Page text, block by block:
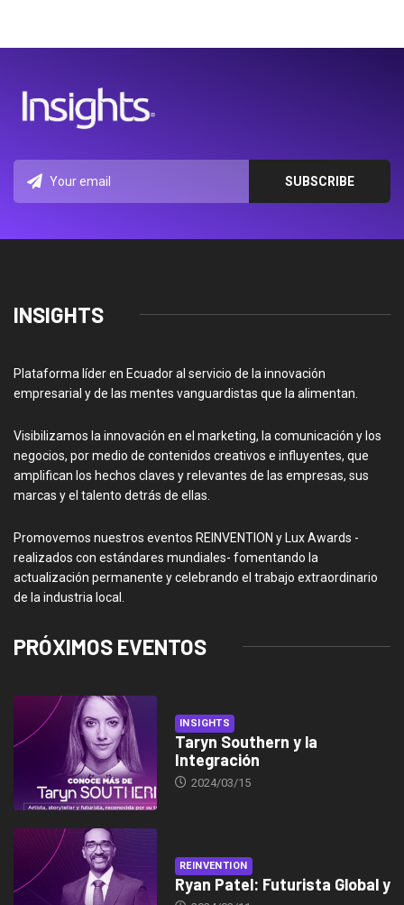
INSIGHTS
Plataforma líder en Ecuador al servicio de la innovación
empresarial y de las mentes vanguardistas que la alimentan.
Visibilizamos la innovación en el marketing, la comunicación y los
negocios, por medio de contenidos creativos e influyentes, que
amplifican los hechos claves y relevantes de las empresas, sus
marcas y el talento detrás de ellas.
Promovemos nuestros eventos REINVENTION y Lux Awards -
realizados con estándares mundiales- fomentando la
actualización permanente y celebrando el trabajo extraordinario
de la industria local.
PRÓXIMOS EVENTOS
INSIGHTS
Taryn Southern y la
Integración
2024/03/15
REINVENTION
Ryan Patel: Futurista Global y